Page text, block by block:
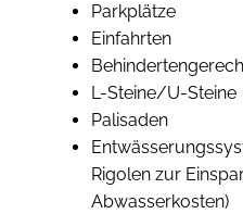
Parkplätze
Einfahrten
L-Steine/U-Steine
Palisaden
Rigolen zur
Abwasserkosten)